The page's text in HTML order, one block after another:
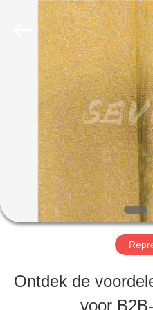
HUIS
PRODUCTEN
SHOW
ONS
Ontdek de
voor